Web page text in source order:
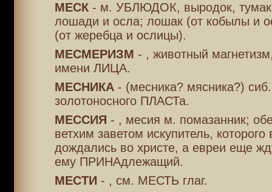
МЕСК- м. УБЛЮДОК, выродок,
лошади и осла; лошак (от кобылы и
(от жеребца и ослицы).
МЕСМЕРИЗМ - , животный
имени ЛИЦА.
МЕСНИКА- (месника? мясника?) сиб.
золотоносного ПЛАСТа.
МЕССИЯ - , месия м. помазанник;
ветхим заветом искупитель,
дождались во христе, а евреи еще
ему ПРИНАдлежащий.
МЕСТИ - , см. МЕСТЬ глаг.